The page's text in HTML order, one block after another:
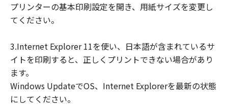
プリンターの基本印刷設定を開き、用紙サイズを変更し
てください。
3.Internet Explorer 11を使い、日本語が含まれているサ
イトを印刷すると、正しくプリントできない場合があり
ます。
Windows UpdateでOS、Internet Explorerを最新の状態
にしてください。